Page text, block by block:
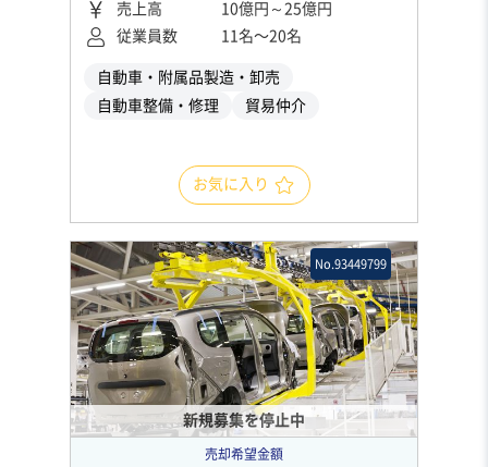
売上高
10億円～25億円
従業員数
11名〜20名
自動車・附属品製造・卸売
自動車整備・修理
貿易仲介
お気に入り
新規募集を停止中
No.93449799
売却希望金額